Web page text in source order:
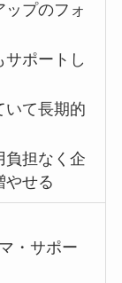
ップのフォ
ポートし
いて長期的
負担なく企
やせる
・サポー